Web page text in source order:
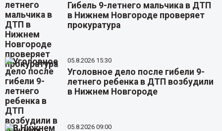
Гибель 9-летнего мальчика в ДТП
в Нижнем Новгороде проверяет
прокуратура
05.8.2026 15:30
Уголовное дело после гибели 9-
летнего ребенка в ДТП возбудили
в Нижнем Новгороде
05.8.2026 09:00